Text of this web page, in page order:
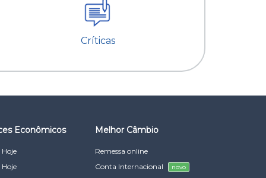
Críticas
Econômicos
Hoje
Hoje
Melhor Câmbio
Remessa online
Conta Internacional
novo